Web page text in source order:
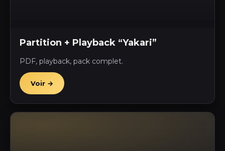
Partition + Playback “Yakari”
PDF, playback, pack complet.
Voir →